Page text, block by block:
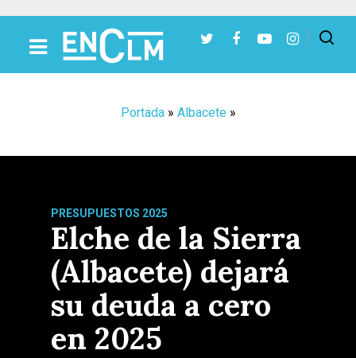
Portada» Albacete »
PRESUPUESTOS 2025
Elche de la Sierra
(Albacete) dejará
su deuda a cero
en 2025